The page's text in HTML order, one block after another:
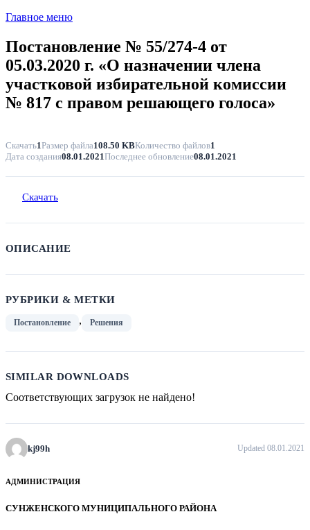
Главное меню
Постановление № 55/274-4 от
05.03.2020 г. «О назначении члена
участковой избирательной комиссии
№ 817 с правом решающего голоса»
Скачать1Размер файла108.50 KBКоличество файлов1
Дата создания08.01.2021Последнее обновление08.01.2021
Скачать
ОПИСАНИЕ
РУБРИКИ & МЕТКИ
Постановление , Решения
SIMILAR DOWNLOADS
Соответствующих загрузок не найдено!
kj99h Updated 08.01.2021
АДМИНИСТРАЦИЯ
СУНЖЕНСКОГО МУНИЦИПАЛЬНОГО РАЙОНА